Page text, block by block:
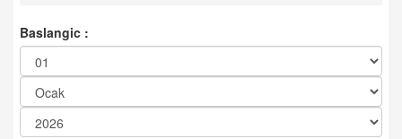
Baslangic :